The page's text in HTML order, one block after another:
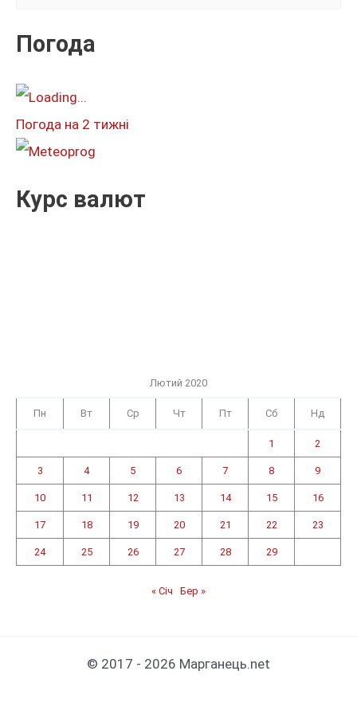
к
т
:
Погода
Погода на 2 тижні
Курс валют
Лютий 2020
Пн Вт Ср Чт Пт Сб Нд
1 2
3 4 5 6 7 8 9
10 11 12 13 14 15 16
17 18 19 20 21 22 23
24 25 26 27 28 29
« Січ Бер »
© 2017 - 2026 Марганець.net